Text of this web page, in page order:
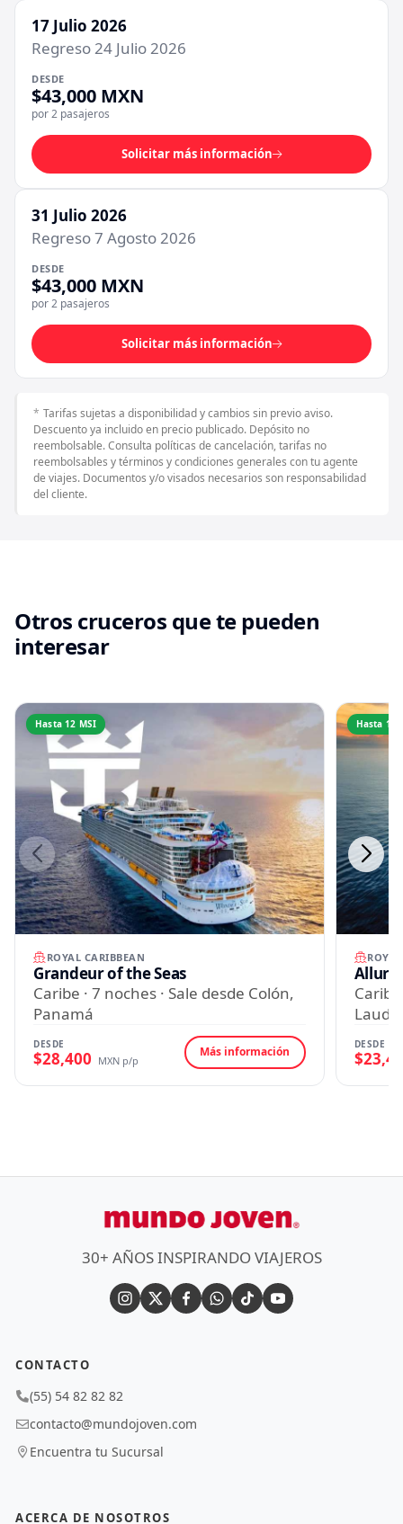
17 Julio 2026
Regreso 24 Julio 2026
DESDE
$43,000 MXN
por 2 pasajeros
Solicitar más información
31 Julio 2026
Regreso 7 Agosto 2026
DESDE
$43,000 MXN
por 2 pasajeros
Solicitar más información
Tarifas sujetas a disponibilidad y cambios sin previo aviso.
Descuento ya incluido en precio publicado. Depósito no
reembolsable. Consulta políticas de cancelación, tarifas no
reembolsables y términos y condiciones generales con tu agente
de viajes. Documentos y/o visados necesarios son responsabilidad
del cliente.
Otros cruceros que te pueden
interesar
Hasta 12 MSI
ROYAL CARIBBEAN
Grandeur of the Seas
Caribe · 7 noches · Sale desde Colón,
Panamá
DESDE
$28,400 MXN p/p
Más información
Hasta 12
Allure
DESDE
30+ AÑOS INSPIRANDO VIAJEROS
CONTACTO
(55) 54 82 82 82
contacto@mundojoven.com
Encuentra tu Sucursal
ACERCA DE NOSOTROS